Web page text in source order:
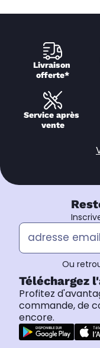
Livraison
offerte*
Service après
vente
Ou
Téléchargez
Profitez
commande, de
encore.